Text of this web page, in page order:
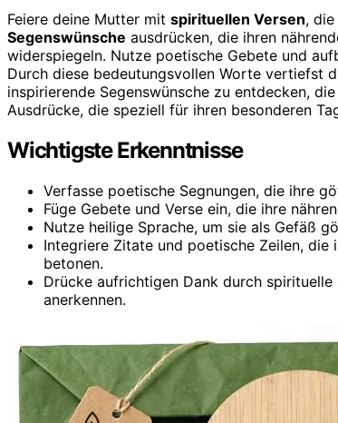
Feiere deine Mutter mit spirituellen Versen,
Segenswünsche ausdrücken, die ihren
widerspiegeln. Nutze poetische Gebete und
Durch diese bedeutungsvollen Worte vertiefst
inspirierende Segenswünsche zu entdecken,
Ausdrücke, die speziell für ihren besonderen
Wichtigste Erkenntnisse
Verfasse poetische Segnungen, die ihre
Füge Gebete und Verse ein, die ihre
Nutze heilige Sprache, um sie als Gefäß
Integriere Zitate und poetische Zeilen, die
betonen.
Drücke aufrichtigen Dank durch
anerkennen.